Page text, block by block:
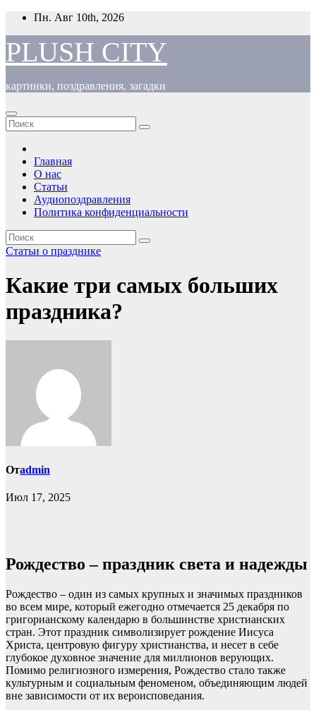
Перейти
содержимому
Пн. Авг 10th, 2026
PLUSH CITY
картинки, поздравления, загадки
Главная
О нас
Статьи
Аудиопоздравления
Политика конфиденциальности
Статьи о празднике
Какие три самых больших
праздника?
Отadmin
Июл 17, 2025
Рождество – праздник света и надежды
Рождество – один из самых крупных и значимых праздников
во всем мире, который ежегодно отмечается 25 декабря по
григорианскому календарю в большинстве христианских
стран. Этот праздник символизирует рождение Иисуса
Христа, центровую фигуру христианства, и несет в себе
глубокое духовное значение для миллионов верующих.
Помимо религиозного измерения, Рождество стало также
культурным и социальным феноменом, объединяющим людей
вне зависимости от их вероисповедания.